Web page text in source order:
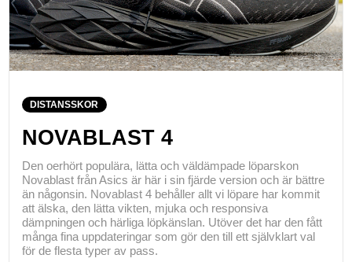
DISTANSSKOR
NOVABLAST 4
Den oerhört populära, lätta och väldämpade löparskon
Novablast från Asics är här i sin fjärde version och är bättre
än någonsin. Novablast 4 behåller allt vi löpare har kommit
att älska, den lätta vikten, mjuka och responsiva
dämpningen och härliga löpkänslan. Utöver det har den fått
många fina uppdateringar som gör den till ett självklart val
för de flesta typer av pass.